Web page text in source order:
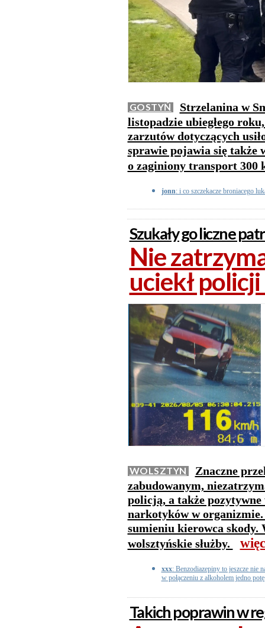
GOSTYŃ
Strzelanina w
listopadzie ubiegłego
zarzutów dotyczących
sprawie pojawia się także
o zaginiony transport
jonn: i co szczekacze broniacego
Szukały go liczne
Nie
uciekł
WOLSZTYN
Znaczne
zabudowanym,
policją, a także
narkotyków w
sumieniu kierowca skody.
wolsztyńskie służby.
xxx: Benzodiazepiny to jeszcze nie
w połączeniu z alkoholem jedno
Takich poprawin w